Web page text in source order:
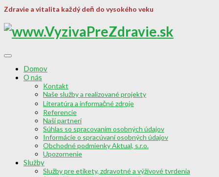
Zdravie a vitalita každý deň do vysokého veku
Domov
O nás
Kontakt
Naše služby a realizované projekty
Literatúra a informačné zdroje
Referencie
Naši partneri
Súhlas so spracovaním osobných údajov
Informácie o spracúvaní osobných údajov
Obchodné podmienky Aktual, s.r.o.
Upozornenie
Služby
Služby pre etikety, zdravotné a výživové tvrdenia